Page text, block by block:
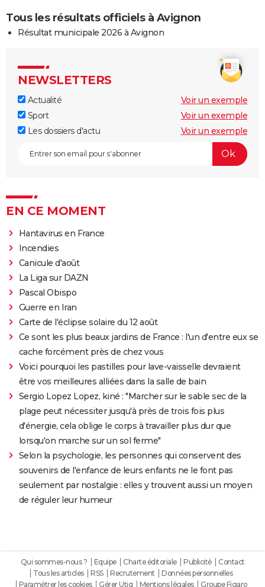
Tous les résultats officiels à Avignon
Résultat municipale 2026 à Avignon
NEWSLETTERS
Actualité
Voir un exemple
Sport
Voir un exemple
Les dossiers d'actu
Voir un exemple
EN CE MOMENT
Hantavirus en France
Incendies
Canicule d'août
La Liga sur DAZN
Pascal Obispo
Guerre en Iran
Carte de l'éclipse solaire du 12 août
Ce sont les plus beaux jardins de France : l'un d'entre eux se
cache forcément près de chez vous
Voici pourquoi les pastilles pour lave-vaisselle devraient
être vos meilleures alliées dans la salle de bain
Sergio Lopez Lopez, kiné : "Marcher sur le sable sec de la
plage peut nécessiter jusqu'à près de trois fois plus
d'énergie, cela oblige le corps à travailler plus dur que
lorsqu'on marche sur un sol ferme"
Selon la psychologie, les personnes qui conservent des
souvenirs de l'enfance de leurs enfants ne le font pas
seulement par nostalgie : elles y trouvent aussi un moyen
de réguler leur humeur
Qui sommes-nous ? Equipe Charte éditoriale Publicité
Contact
Tous les articles
RSS Recrutement
Données personnelles
Paramétrer les cookies
Gérer Utiq Mentions légales Groupe Figaro